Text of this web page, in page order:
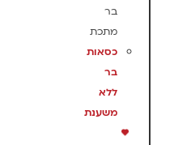
בר
מתכת
כסאות
בר
ללא
משענת